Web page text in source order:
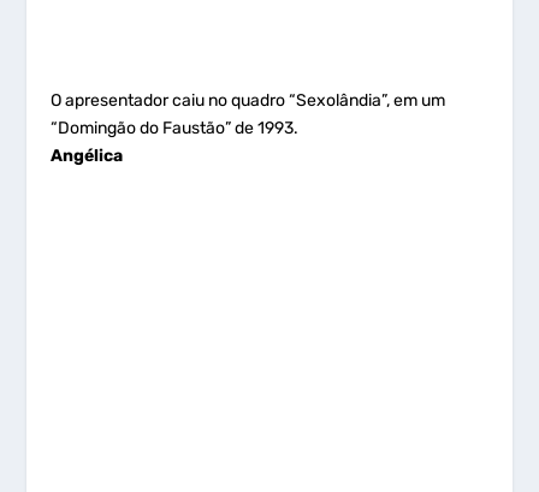
O apresentador caiu no quadro “Sexolândia”, em um
“Domingão do Faustão” de 1993.
Angélica